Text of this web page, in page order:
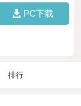
PC下载
排行